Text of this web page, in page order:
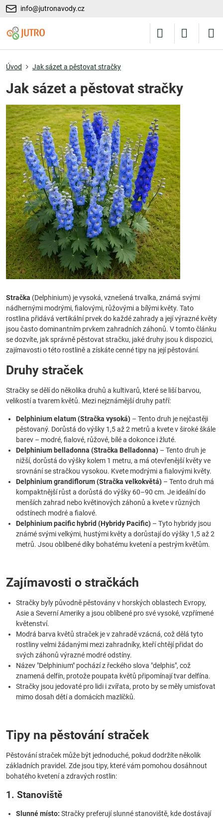
info@jutronavody.cz
Úvod Jak sázet a pěstovat stračky
Jak sázet a pěstovat stračky
Stračka (Delphinium) je vysoká, vznešená trvalka, známá svými
nádhernými modrými, fialovými, růžovými a bílými květy. Tato
rostlina přidává vertikální prvek do každé zahrady a její výrazné květy
jsou často dominantním prvkem zahradních záhonů. V tomto článku
se dozvíte, jak správně pěstovat stračku, jaké druhy jsou k dispozici,
zajímavosti o této rostlině a získáte cenné tipy na její pěstování.
Druhy straček
Stračky se dělí do několika druhů a kultivarů, které se liší barvou,
velikostí a tvarem květů. Mezi nejznámější druhy patří:
Delphinium elatum (Stračka vysoká) – Tento druh je nejčastěji
pěstovaný. Dorůstá do výšky 1,5 až 2 metrů a kvete v široké škále
barev – modré, fialové, růžové, bílé a dokonce i žluté.
Delphinium belladonna (Stračka Belladonna) – Tento druh je
nižší, dorůstá do výšky kolem 1 metru, a má otevřenější květy ve
srovnání se stračkou vysokou. Kvete modrými a fialovými květy.
Delphinium grandiflorum (Stračka velkokvětá) – Tento druh má
kompaktnější růst a dorůstá do výšky 60–90 cm. Je ideální do
menších zahrad nebo květinových záhonů a kvete v různých
odstínech modré a fialové.
Delphinium pacific hybrid (Hybridy Pacific) – Tyto hybridy jsou
známé svými velkými, hustými květy a dorůstají do výšky 1,5 až 2
metrů. Jsou oblíbené díky bohatému kvetení a pestrým květům.
Zajímavosti o stračkách
Stračky byly původně pěstovány v horských oblastech Evropy,
Asie a Severní Ameriky a jsou oblíbené pro své vysoké, vzpřímené
květenství.
Modrá barva květů straček je v zahradě vzácná, což dělá tyto
rostliny velmi žádanými mezi zahradníky, kteří chtějí přidat do
svých záhonů výrazné modré odstíny.
Název "Delphinium" pochází z řeckého slova "delphis", což
znamená delfín, protože poupata květů připomínají tvar delfína.
Stračky jsou jedovaté pro lidi i zvířata, proto by se měly umisťovat
mimo dosah dětí a domácích mazlíčků.
Tipy na pěstování straček
Pěstování straček může být jednoduché, pokud dodržíte několik
základních pravidel. Zde jsou tipy, které vám pomohou dosáhnout
bohatého kvetení a zdravých rostlin:
1. Stanoviště
Slunné místo: Stračky preferují slunné stanoviště, kde dostávají